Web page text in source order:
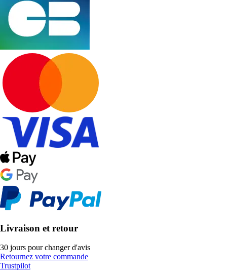
Livraison et retour
30 jours pour changer d'avis
Retournez votre commande
Trustpilot